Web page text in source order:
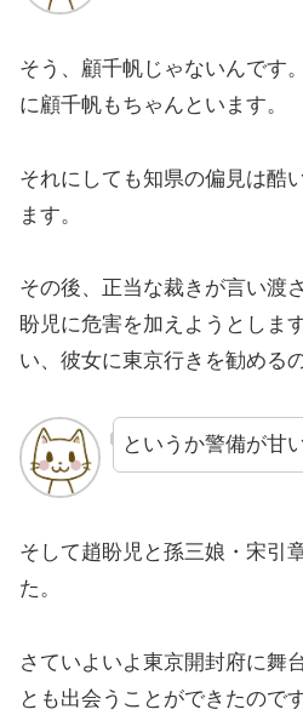
そう、顧千帆じゃないんです
に顧千帆もちゃんといます。
それにしても知県の偏見は酷
ます。
その後、正当な裁きが言い渡
盼児に危害を加えようとしま
い、彼女に東京行きを勧める
というか警備が甘い
そして趙盼児と孫三娘・宋引
た。
さていよいよ東京開封府に舞
とも出会うことができたので